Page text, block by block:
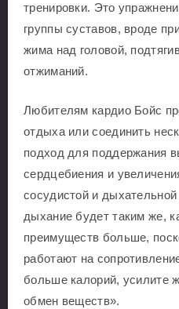
тренировки. Это
группы суставов, вроде
жима над головой,
отжиманий.
Любителям кардио Бойс
отдыха или соединить
подход для поддержания
сердцебиения и
сосудистой и
дыхание будет таким же,
преимуществ больше,
работают на
больше калорий, усилите
обмен веществ».